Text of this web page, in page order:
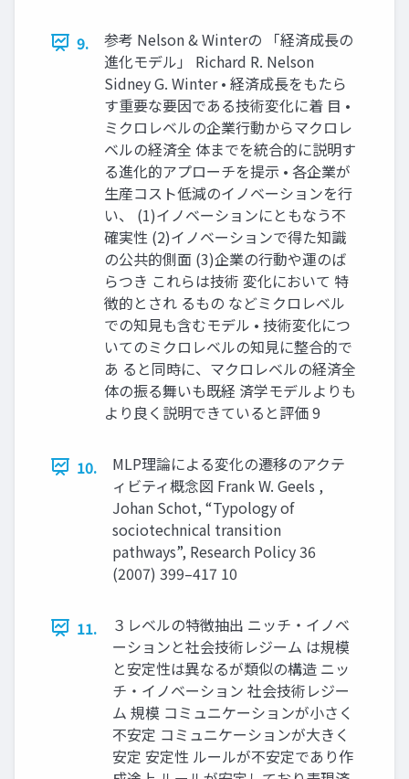
9.
参考 Nelson & Winterの 「経済成長の
進化モデル」 Richard R. Nelson
Sidney G. Winter • 経済成長をもたら
す重要な要因である技術変化に着 目 •
ミクロレベルの企業行動からマクロレ
ベルの経済全 体までを統合的に説明す
る進化的アプローチを提示 • 各企業が
生産コスト低減のイノベーションを行
い、 (1)イノベーションにともなう不
確実性 (2)イノベーションで得た知識
の公共的側面 (3)企業の行動や運のば
らつき これらは技術 変化において 特
徴的とされ るもの などミクロレベル
での知見も含むモデル • 技術変化につ
いてのミクロレベルの知見に整合的で
あ ると同時に、マクロレベルの経済全
体の振る舞いも既経 済学モデルよりも
より良く説明できていると評価 9
10.
MLP理論による変化の遷移のアクテ
ィビティ概念図 Frank W. Geels ,
Johan Schot, “Typology of
sociotechnical transition
pathways”, Research Policy 36
(2007) 399–417 10
11.
３レベルの特徴抽出 ニッチ・イノベ
ーションと社会技術レジーム は規模
と安定性は異なるが類似の構造 ニッ
チ・イノベーション 社会技術レジー
ム 規模 コミュニケーションが小さく
不安定 コミュニケーションが大きく
安定 安定性 ルールが不安定であり作